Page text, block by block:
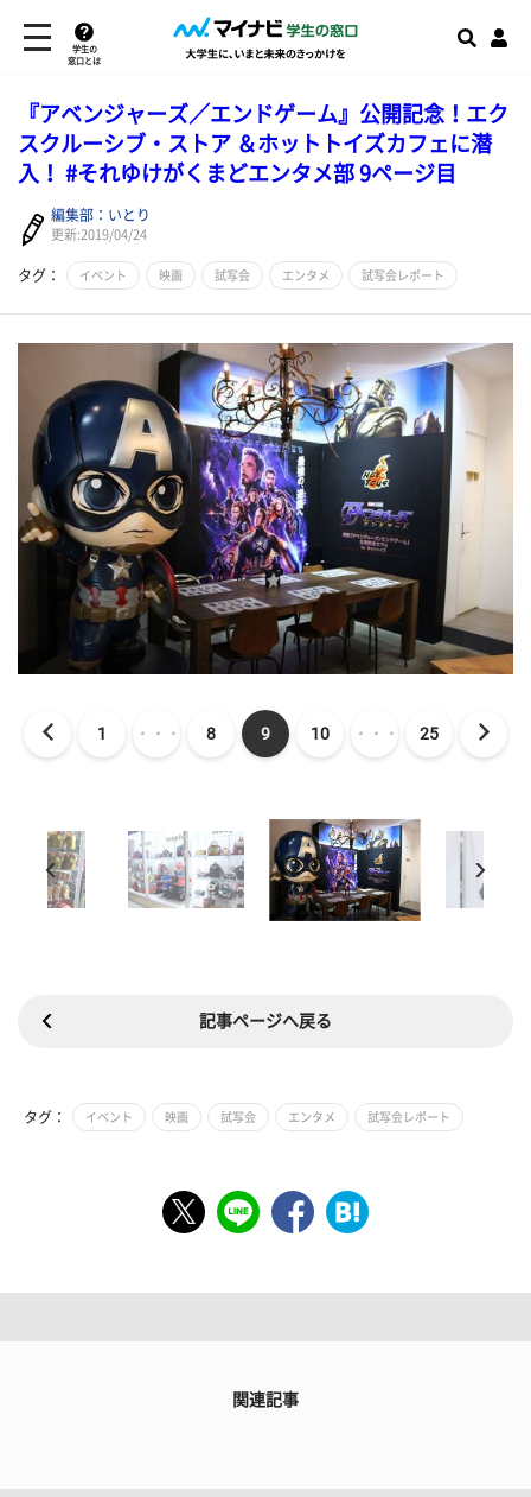
学生の
窓口とは
『アベンジャーズ／エンドゲーム』公開記念！エク
スクルーシブ・ストア ＆ホットトイズカフェに潜
入！ #それゆけがくまどエンタメ部 9ページ目
編集部：いとり
更新:2019/04/24
タグ： イベント 映画 試写会 エンタメ 試写会レポート
1 ・・・ 8 9 10 ・・・ 25
記事ページへ戻る
タグ： イベント 映画 試写会 エンタメ 試写会レポート
関連記事